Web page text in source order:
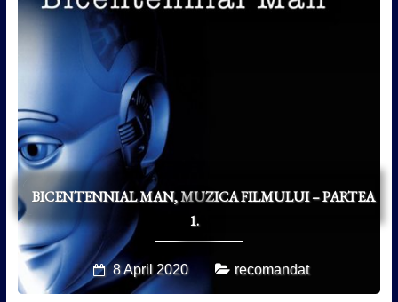
BICENTENNIAL MAN, MUZICA FILMULUI – PARTEA
1.
8 April 2020 recomandat